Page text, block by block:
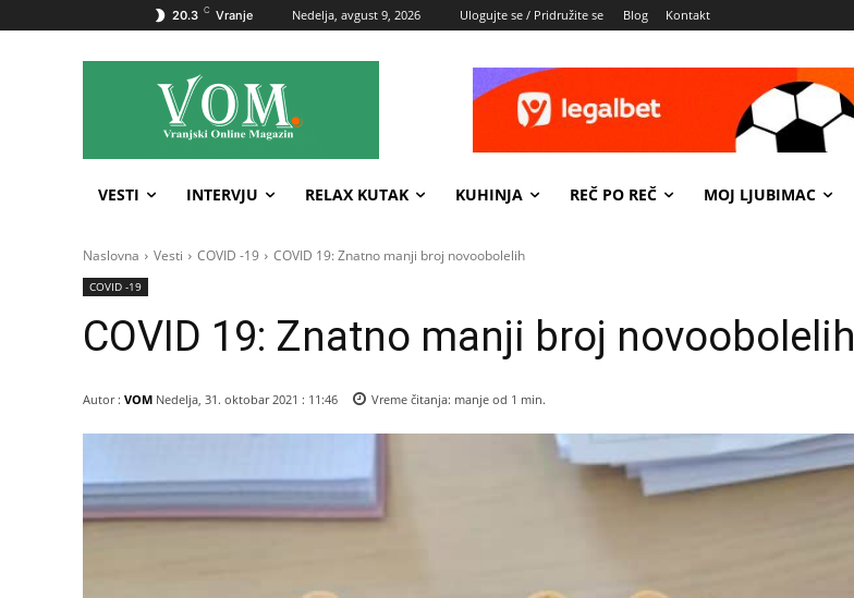
20.3 C Vranje Nedelja, avgust 9, 2026 Ulogujte se / Pridružite se Blog Kontakt
VESTI INTERVJU RELAX KUTAK KUHINJA REČ PO REČ MOJ LJUBIMAC
Naslovna Vesti COVID -19 COVID 19: Znatno manji broj novoobolelih
COVID -19
COVID 19: Znatno manji broj novoobolelih
Autor : VOM Nedelja, 31. oktobar 2021 : 11:46 Vreme čitanja: manje od 1 min.